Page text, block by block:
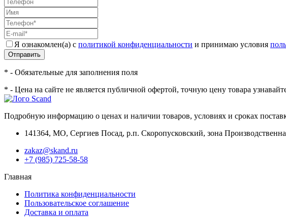
Я ознакомлен(а) с политикой конфиденциальности и принимаю условия
Отправить
* - Обязательные для заполнения поля
* - Цена на сайте не является публичной офертой, точную цену товара
Подробную информацию о ценах и наличии товаров, условиях и сроках
141364, МО, Сергиев Посад, р.п. Скоропусковский, зона
zakaz@skand.ru
+7 (985) 725-58-58
Главная
Политика конфиденциальности
Пользовательское соглашение
Доставка и оплата